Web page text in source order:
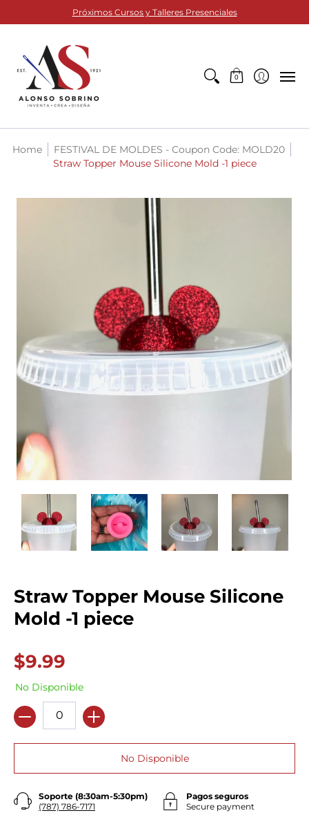
ACCESORIOS DE COSTURA MATERIALES
Próximos Cursos y Talleres Presenciales
0
Home
FESTIVAL DE MOLDES - Coupon Code: MOLD20
Straw Topper Mouse Silicone Mold -1 piece
Straw Topper Mouse Silicone
Mold -1 piece
$9.99
No Disponible
Cantidad
No Disponible
Soporte (8:30am-5:30pm)
(787) 786-7171
Pagos seguros
Secure payment